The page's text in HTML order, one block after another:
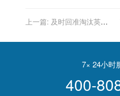
上一篇: 及时回准淘汰英国
7× 24小时
400-